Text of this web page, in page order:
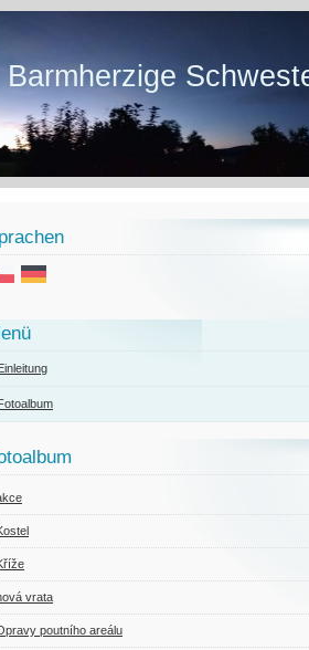
Barmherzige
vrata
poutního areálu